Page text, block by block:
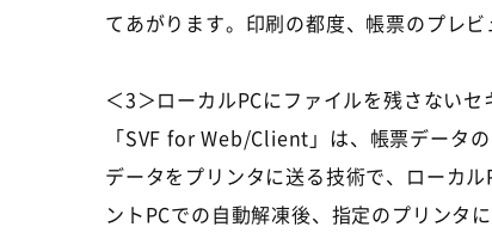
てあがります。印刷の都度、帳票のプレ
＜3＞ローカルPCにファイルを残さないセ
「SVF for Web/Client」は、帳票データ
データをプリンタに送る技術で、ローカ
ントPCでの自動解凍後、指定のプリンタ